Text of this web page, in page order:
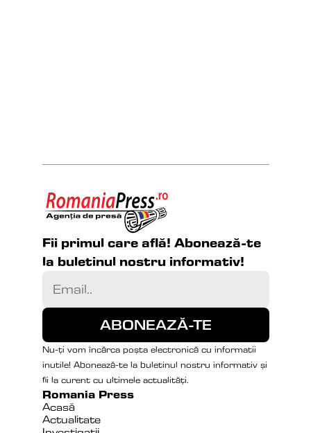
Fii primul care află! Abonează-te
la buletinul nostru informativ!
Nu-ți vom încărca poșta electronică cu informatii
inutile! Abonează-te la buletinul nostru informativ și
fii la curent cu ultimele actualități.
Romania Press
Acasă
Actualitate